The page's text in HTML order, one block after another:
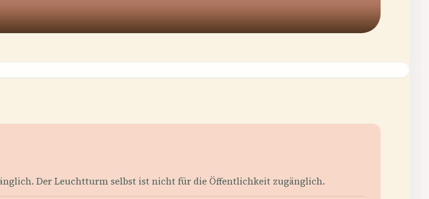
Der Leuchtturm selbst ist nicht für die Öffentlichkeit zugänglich.